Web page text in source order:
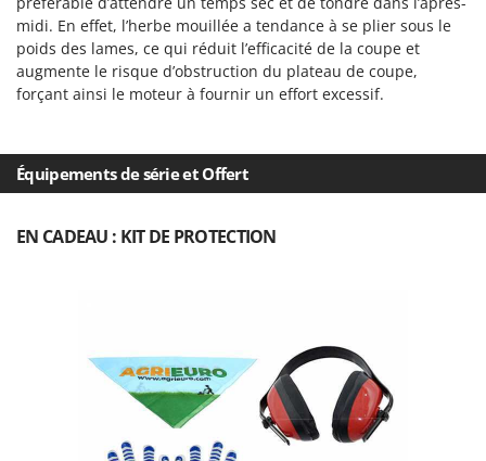
midi. En effet, l’herbe mouillée a tendance à se plier sous le
poids des lames, ce qui réduit l’efficacité de la coupe et
augmente le risque d’obstruction du plateau de coupe,
forçant ainsi le moteur à fournir un effort excessif.
Équipements de série et Offert
EN CADEAU : KIT DE PROTECTION